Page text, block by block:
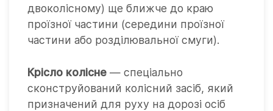
двоколісному) ще ближче до краю
проїзної частини (середини проїзної
частини або розділювальної смуги).
Крісло колісне — спеціально
сконструйований колісний засіб, який
призначений для руху на дорозі осіб